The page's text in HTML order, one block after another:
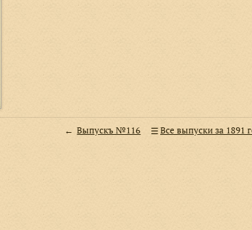
Выпускъ №116 Все выпуски за 1891